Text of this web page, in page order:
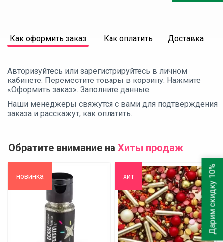
Как оформить заказ Как оплатить Доставка
Авторизуйтесь или зарегистрируйтесь в личном
кабинете. Переместите товары в корзину. Нажмите
«Оформить заказ». Заполните данные.
Наши менеджеры свяжутся с вами для подтверждения
заказа и расскажут, как оплатить.
Обратите внимание на Хиты продаж
новинка хит Дарим скидку 10%